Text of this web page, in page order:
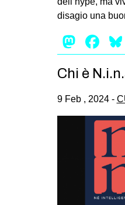
disagio una
Chi è
9 Feb , 2024 -